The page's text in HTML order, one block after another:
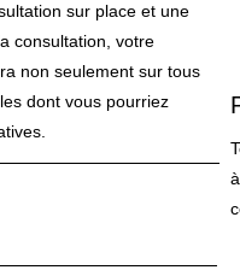
sur place et une
consultation, votre
non seulement sur tous
dont vous pourriez